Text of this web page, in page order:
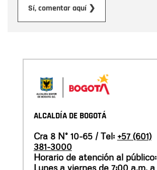
Sí, comentar aquí ❯
ALCALDÍA DE BOGOTÁ
Cra 8 N° 10-65 / Tel: +57 (601)
381-3000
Horario de atención al público:
Lunes a viernes de 7:00 a.m. a